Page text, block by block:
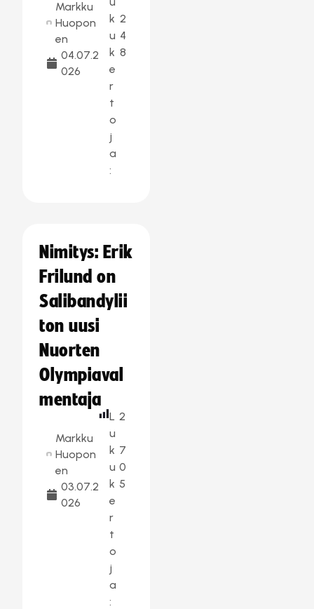
Markku
Huopon
en
04.07.2
026
k
u
k
e
r
t
o
j
a
:
2
4
8
Nimitys: Erik
Frilund on
Salibandylii
ton uusi
Nuorten
Olympiaval
mentaja
Markku
Huopon
en
03.07.2
026
L
u
k
u
k
e
r
t
o
j
a
:
2
7
0
5